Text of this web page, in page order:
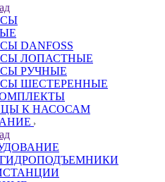
DANFOSS
ЛОПАСТНЫЕ
РУЧНЫЕ
ШЕСТЕРЕННЫЕ
К НАСОСАМ